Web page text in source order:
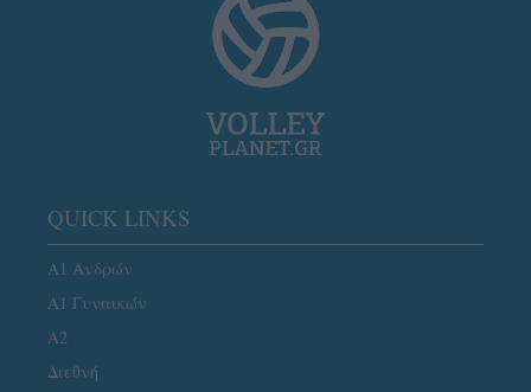
QUICK LINKS
Α1 Ανδρών
Α1 Γυναικών
A2
Διεθνή